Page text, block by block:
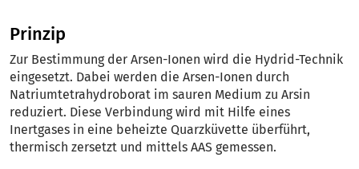
Prinzip
Zur Bestimmung der Arsen-Ionen wird die Hydrid-Technik
eingesetzt. Dabei werden die Arsen-Ionen durch
Natriumtetrahydroborat im sauren Medium zu Arsin
reduziert. Diese Verbindung wird mit Hilfe eines
Inertgases in eine be­heizte Quarzküvette überführt,
thermisch zersetzt und mittels AAS gemessen.